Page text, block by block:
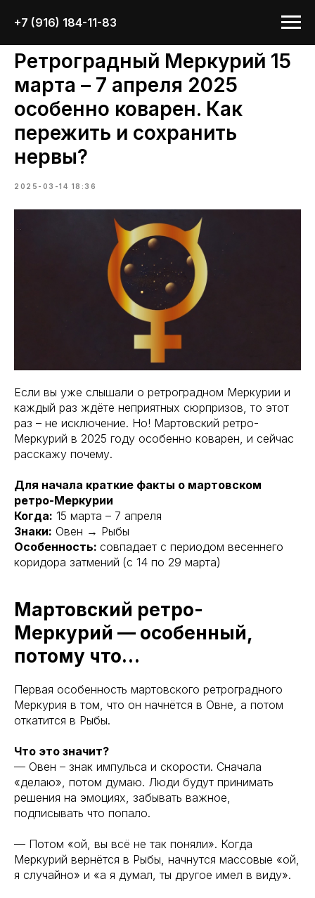
+7 (916) 184-11-83
Ретроградный Меркурий 15
марта – 7 апреля 2025
особенно коварен. Как
пережить и сохранить
нервы?
2025-03-14 18:36
Если вы уже слышали о ретроградном Меркурии и
каждый раз ждёте неприятных сюрпризов, то этот
раз – не исключение. Но! Мартовский ретро-
Меркурий в 2025 году особенно коварен, и сейчас
расскажу почему.
Для начала краткие факты о мартовском
ретро-Меркурии
Когда: 15 марта – 7 апреля
Знаки: Овен → Рыбы
Особенность: совпадает с периодом весеннего
коридора затмений (с 14 по 29 марта)
Мартовский ретро-
Меркурий — особенный,
потому что…
Первая особенность мартовского ретроградного
Меркурия в том, что он начнётся в Овне, а потом
откатится в Рыбы.
Что это значит?
— Овен – знак импульса и скорости. Сначала
«делаю», потом думаю. Люди будут принимать
решения на эмоциях, забывать важное,
подписывать что попало.
— Потом «ой, вы всё не так поняли». Когда
Меркурий вернётся в Рыбы, начнутся массовые «ой,
я случайно» и «а я думал, ты другое имел в виду».